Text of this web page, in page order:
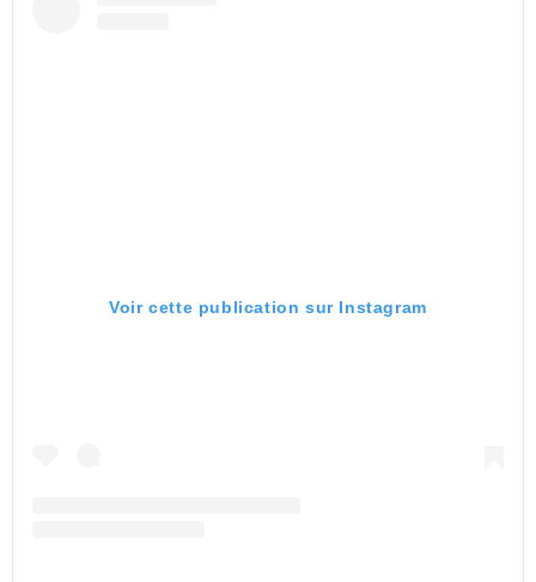
Voir cette publication sur Instagram